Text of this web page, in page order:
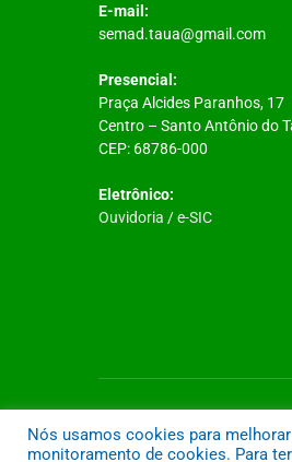
E-mail:
semad.taua@gmail.com
Presencial:
Praça Alcides Paranhos, 17
Centro – Santo Antônio do
CEP: 68786-000
Eletrônico:
Ouvidoria /e-SIC
Nós usamos cookies para
monitoramento de cookies. Para